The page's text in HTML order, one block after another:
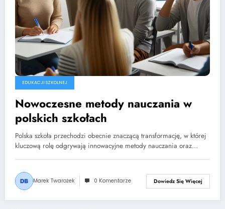
EDUKACJI SZKOLNEJ
Nowoczesne metody nauczania w
polskich szkołach
Polska szkoła przechodzi obecnie znaczącą transformację, w której
kluczową rolę odgrywają innowacyjne metody nauczania oraz…
Marek Twarożek 0 Komentarze Dowiedz Się Więcej